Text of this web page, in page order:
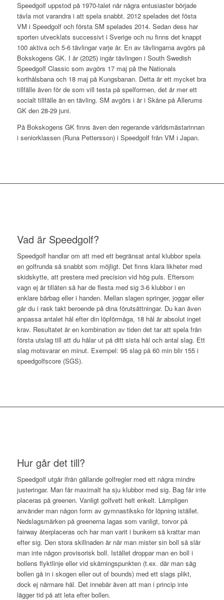
Speedgolf uppstod på 1970-talet när några entusiaster började
tävla mot varandra i att spela snabbt. 2012 spelades det fösta
VM i Speedgolf och första SM spelades 2014. Sedan dess har
sporten utvecklats successivt i Sverige och nu finns det knappt
100 aktiva och 5-6 tävlingar varje år. En av tävlingarna avgörs på
Bokskogens GK. I år (2025) ingår tävlingen i South Swedish
Speedgolf Classic som avgörs 17 maj på the Nationals
korthålsbana och 18 maj på Kungsbanan. Detta är ett mycket bra
tillfälle även för de som vill testa på spelformen, det är mer ett
socialt tillfälle än en tävling. SM avgörs i år i Skåne på Allerums
GK den 28-29 juni.
På Bokskogens GK finns även den regerande världsmästarinnan
i seniorklassen (Runa Pettersson) i Speedgolf från VM i Japan.
Vad är Speedgolf?
Speedgolf handlar om att med ett begränsat antal klubbor spela
en golfrunda så snabbt som möjligt. Det finns klara likheter med
skidskytte, att prestera med precision vid hög puls. Eftersom
vagn ej är tillåten så har de flesta med sig 3-6 klubbor i en
enklare bärbag eller i handen. Mellan slagen springer, joggar eller
går du i rask takt beroende på dina förutsättningar. Du kan även
anpassa antalet hål efter din löpförmåga, 18 hål är absolut inget
krav. Resultatet är en kombination av tiden det tar att spela från
första utslag till att du hålar ut på ditt sista hål och antal slag. Ett
slag motsvarar en minut. Exempel: 95 slag på 60 min blir 155 i
speedgolfscore (SGS).
Hur går det till?
Speedgolf utgår ifrån gällande golfregler med ett några mindre
justeringar. Man får maximalt ha sju klubbor med sig. Bag får inte
placeras på greenen. Vanligt golfvett helt enkelt. Lämpligen
använder man någon form av gymnastiksko för löpning istället.
Nedslagsmärken på greenerna lagas som vanligt, torvor på
fairway återplaceras och har man varit i bunkern så krattar man
efter sig. Den stora skillnaden är när man mister sin boll så slår
man inte någon provisorisk boll. Istället droppar man en boll i
bollens flyktlinje eller vid skärningspunkten (t.ex. där man såg
bollen gå in i skogen eller out of bounds) med ett slags plikt,
dock ej närmare hål. Det innebär även att man i princip inte
lägger tid på att leta efter bollen.